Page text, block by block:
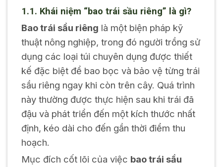
1.1. Khái niệm “bao trái sầu riêng” là gì?
Bao trái sầu riêng là một biện pháp kỹ
thuật nông nghiệp, trong đó người trồng sử
dụng các loại túi chuyên dụng được thiết
kế đặc biệt để bao bọc và bảo vệ từng trái
sầu riêng ngay khi còn trên cây. Quá trình
này thường được thực hiện sau khi trái đã
đậu và phát triển đến một kích thước nhất
định, kéo dài cho đến gần thời điểm thu
hoạch.
Mục đích cốt lõi của việc bao trái sầu